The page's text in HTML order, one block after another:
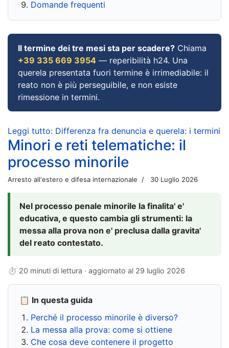
Domande frequenti
Il termine dei tre mesi sta per scadere? Chiama
+39 335 669 3954 — reperibilità h24. Una
querela presentata fuori termine è irrimediabile: il
reato non è più perseguibile, e non esiste
rimessione in termini.
Leggi tutto: Differenza fra denuncia e querela: i termini
Minori e reti telematiche: il
processo minorile
Arresto all'estero e difesa internazionale 30 Luglio 2026
Nel processo penale minorile la finalita' e'
educativa, e questo cambia gli strumenti: la
messa alla prova non e' preclusa dalla gravita'
del reato contestato.
⏱ 20 minuti di lettura · aggiornato al 29 luglio 2026
📋 In questa guida
Perché il processo minorile è diverso?
La messa alla prova: come si ottiene
Che cosa deve contenere il progetto